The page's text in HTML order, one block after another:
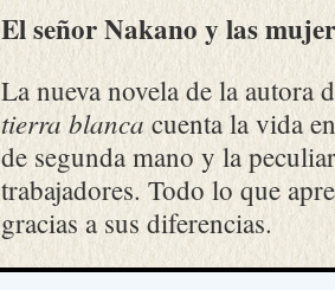
El señor Nakano y las
La nueva novela de la autora
tierra blanca cuenta la vida
de segunda mano y la
trabajadores. Todo lo que
gracias a sus diferencias.